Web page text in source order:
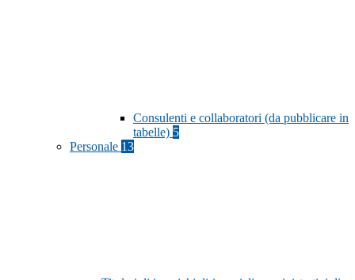
Consulenti e collaboratori (da pubblicare in
tabelle) 5
Personale 13